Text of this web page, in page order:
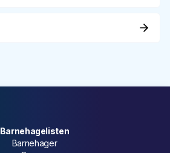
Barnehagelisten
Barnehager